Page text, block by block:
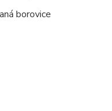
borovice